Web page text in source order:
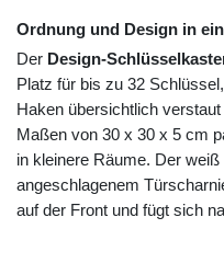
Ordnung und Design in
Der Design-
Platz für bis zu 32
Haken übersichtlich
Maßen von 30 x 30 x 5 cm
in kleinere Räume. Der
angeschlagenem
auf der Front und fügt sich